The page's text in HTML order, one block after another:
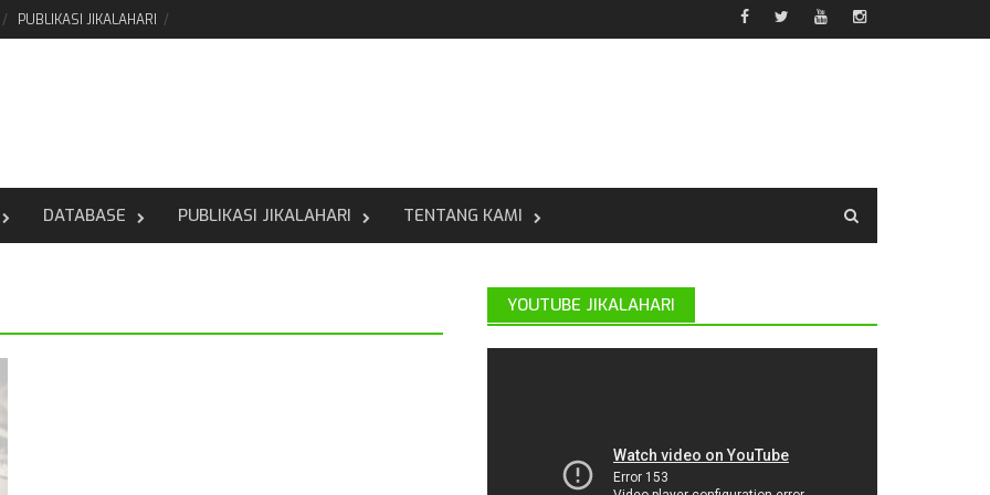
PUBLIKASI JIKALAHARI
DATABASE PUBLIKASI JIKALAHARI TENTANG KAMI
YOUTUBE JIKALAHARI